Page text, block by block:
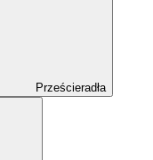
Prześcieradła